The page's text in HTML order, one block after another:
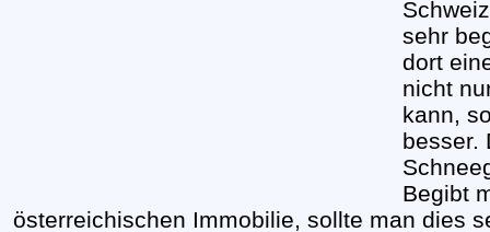
sehr
dort
nicht
kann,
besser.
Begibt
österreichischen Immobilie, sollte man dies